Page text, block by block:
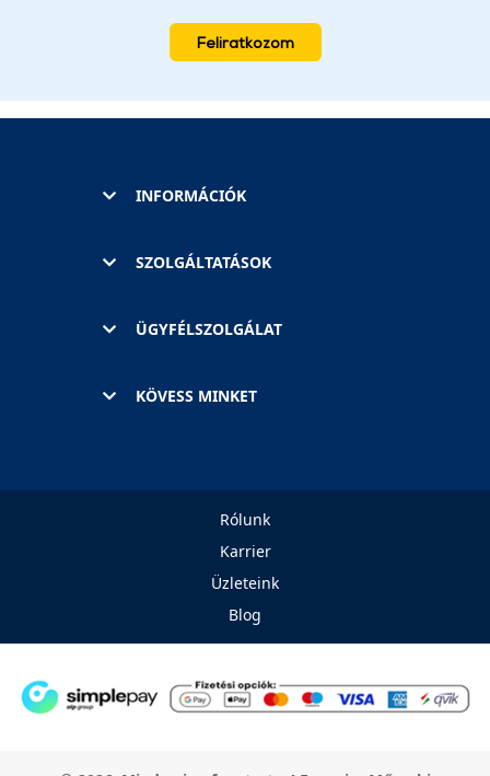
Feliratkozom
INFORMÁCIÓK
SZOLGÁLTATÁSOK
ÜGYFÉLSZOLGÁLAT
KÖVESS MINKET
Rólunk
Karrier
Üzleteink
Blog